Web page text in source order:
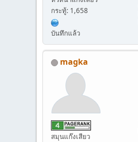
กระทู้: 1,658
บันทึกแล้ว
magka
สมุนแก๊งเสียว